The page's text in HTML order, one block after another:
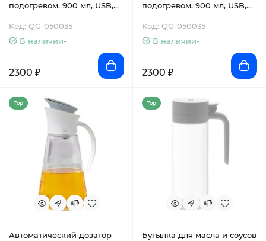
подогревом, 900 мл, USB,
розовый
Код: QG-050035
В наличии-
2300 ₽
подогревом, 900 мл, USB,
серый
Код: QG-050035
В наличии-
2300 ₽
Top
Автоматический дозатор
Top
Бутылка для масла и соусов